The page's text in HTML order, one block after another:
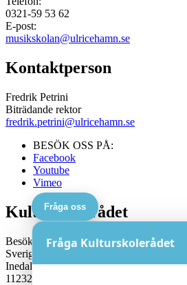
0321-59 53 62
E-post:
musikskolan@ulricehamn.se
Kontaktperson
Fredrik Petrini
Biträdande rektor
fredrik.petrini@ulricehamn.se
BESÖK OSS PÅ:
Facebook
Youtube
Vimeo
Kulturskolerådet
Besöksadress:
Sveriges Kulturskoleråd
Inedalsgatan 15
11232 Stockholm
Fråga oss
Fråga Kulturskolerådet